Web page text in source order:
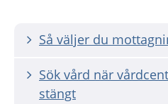
Så väljer du
Sök vård när
stängt